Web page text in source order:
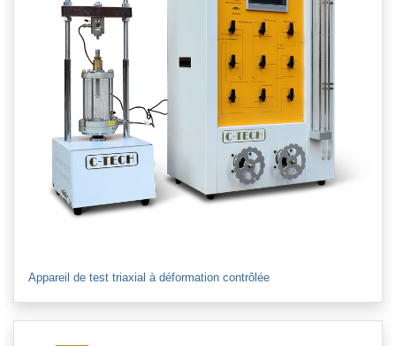
Appareil de test triaxial à déformation contrôlée